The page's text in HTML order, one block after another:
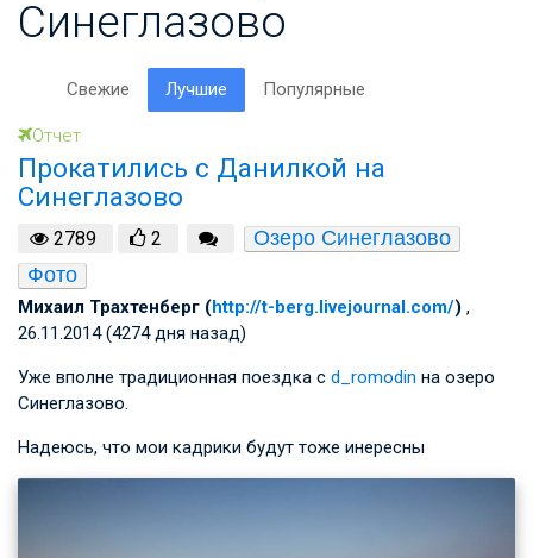
Синеглазово
Свежие Лучшие Популярные
Отчет
Прокатились с Данилкой на
Синеглазово
2789 2
Озеро Синеглазово
Фото
Михаил Трахтенберг (http://t-berg.livejournal.com/) ,
26.11.2014 (4274 дня назад)
Уже вполне традиционная поездка с d_romodin на озеро
Синеглазово.
Надеюсь, что мои кадрики будут тоже инересны